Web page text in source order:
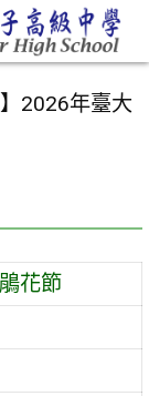
】2026年臺大
花節